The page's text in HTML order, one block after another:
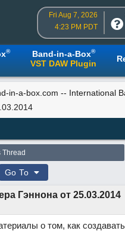
Fri Aug 7, 2026
4:23 PM PDT
® Band-in-a-Box®
VST DAW Plugin
in-a-box.com -- International
Thread
Go To
Гэннона от 25.03.2014
о том, как